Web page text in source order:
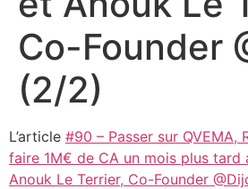
Co-Founder
(2/2)
L’article #90 – Passer sur QVEMA,
faire 1M€ de CA un mois plus tard
Anouk Le Terrier, Co-Founder